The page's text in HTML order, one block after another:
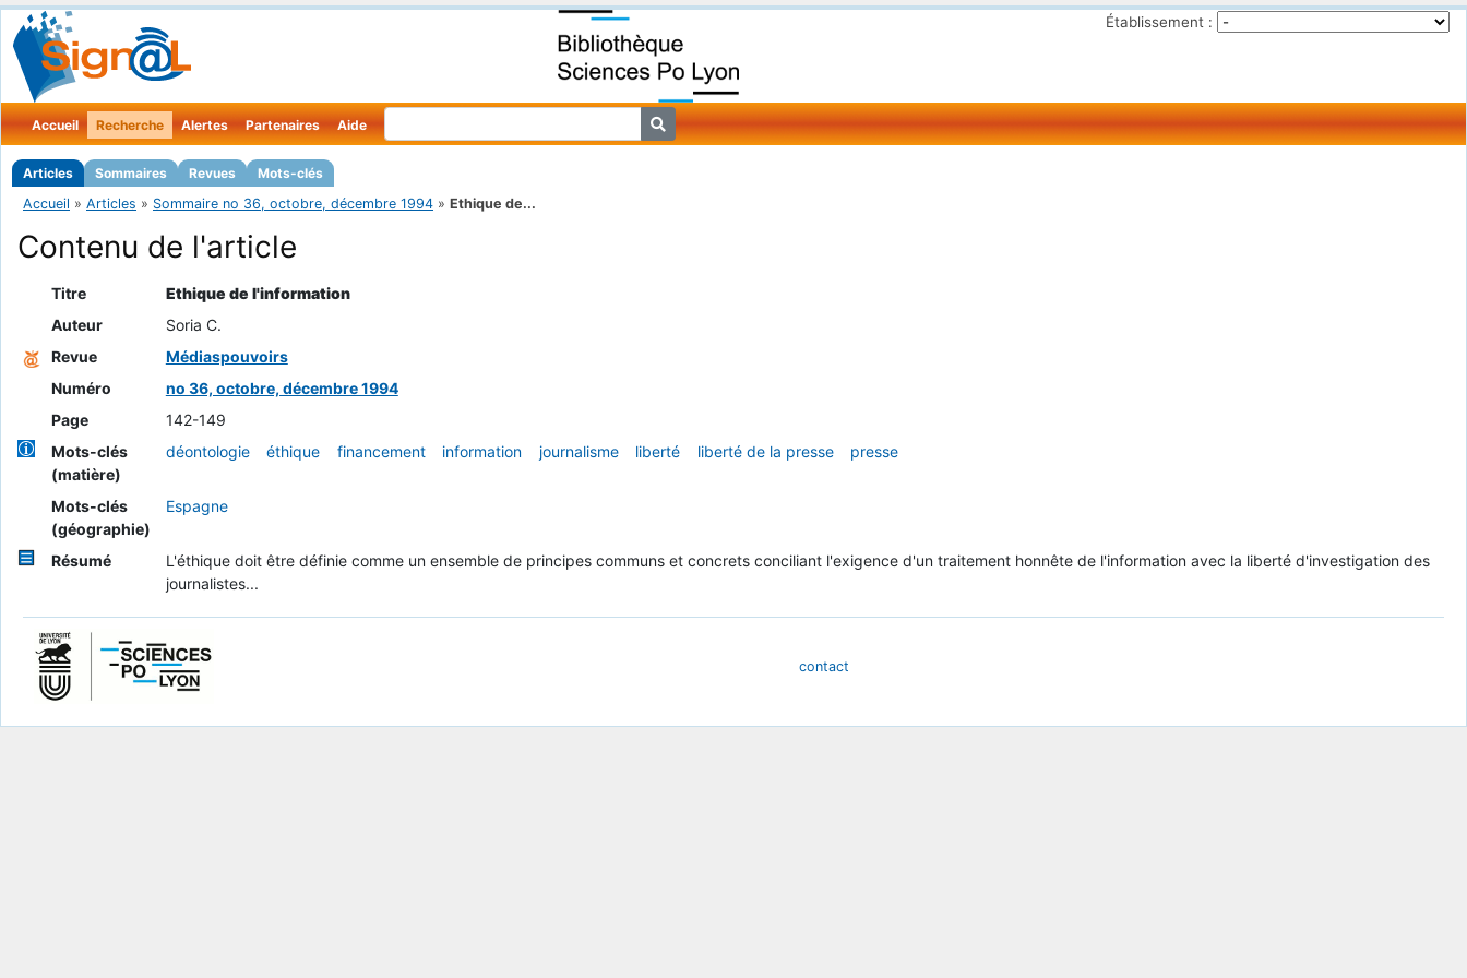
Établissement :
Accueil Recherche
Articles Sommaires Revues Mots-clés
Alertes Partenaires Aide
Accueil » Articles » Sommaire no 36, octobre, décembre 1994 » Ethique de...
Contenu de l'article
Titre
Ethique de l'information
Auteur
Soria C.
Revue
Médiaspouvoirs
Numéro
no 36, octobre, décembre 1994
Page
142-149
Mots-clés
(matière)
déontologie éthique financement information journalisme liberté liberté de la presse presse
Mots-clés
(géographie)
Espagne
Résumé
L'éthique doit être définie comme un ensemble de principes communs et concrets conciliant l'exigence d'un traitement honnête de l'information avec la liberté d'investigation des
journalistes...
contact